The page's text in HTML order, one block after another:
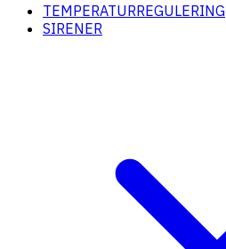
TEMPERATURREGULERING
SIRENER